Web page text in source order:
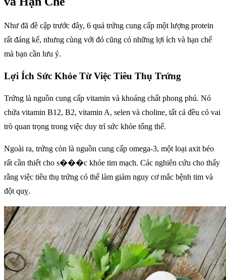
Như đã đề cập trước đây, 6 quả trứng cung cấp một lượng protein
rất đáng kể, nhưng cùng với đó cũng có những lợi ích và hạn chế
mà bạn cần lưu ý.
Lợi Ích Sức Khỏe Từ Việc Tiêu Thụ Trứng
Trứng là nguồn cung cấp vitamin và khoáng chất phong phú. Nó
chứa vitamin B12, B2, vitamin A, selen và choline, tất cả đều có vai
trò quan trọng trong việc duy trì sức khỏe tổng thể.
Ngoài ra, trứng còn là nguồn cung cấp omega-3, một loại axit béo
rất cần thiết cho s���c khỏe tim mạch. Các nghiên cứu cho thấy
rằng việc tiêu thụ trứng có thể làm giảm nguy cơ mắc bệnh tim và
đột quỵ.